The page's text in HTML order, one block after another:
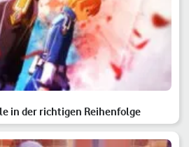
in der richtigen Reihenfolge